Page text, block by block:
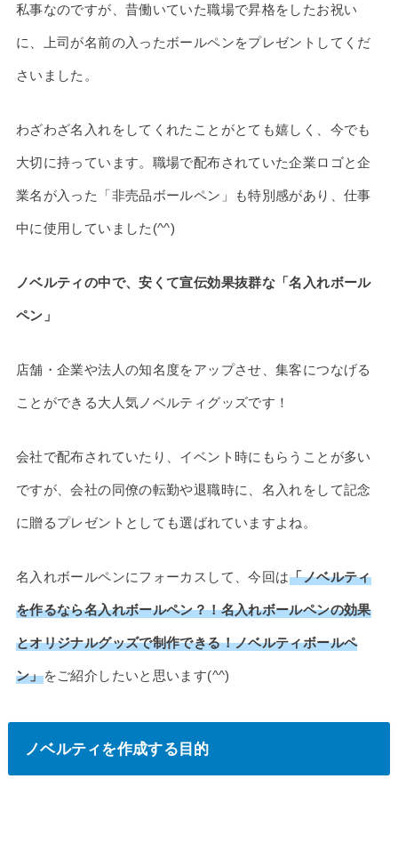
私事なのですが、昔働いていた職場で昇格をしたお祝い
に、上司が名前の入ったボールペンをプレゼントしてくだ
さいました。
わざわざ名入れをしてくれたことがとても嬉しく、今でも
大切に持っています。職場で配布されていた企業ロゴと企
業名が入った「非売品ボールペン」も特別感があり、仕事
中に使用していました(^^)
ノベルティの中で、安くて宣伝効果抜群な「名入れボール
ペン」
店舗・企業や法人の知名度をアップさせ、集客につなげる
ことができる大人気ノベルティグッズです！
会社で配布されていたり、イベント時にもらうことが多い
ですが、会社の同僚の転勤や退職時に、名入れをして記念
に贈るプレゼントとしても選ばれていますよね。
名入れボールペンにフォーカスして、今回は「ノベルティ
を作るなら名入れボールペン？！名入れボールペンの効果
とオリジナルグッズで制作できる！ノベルティボールペ
ン」をご紹介したいと思います(^^)
ノベルティを作成する目的